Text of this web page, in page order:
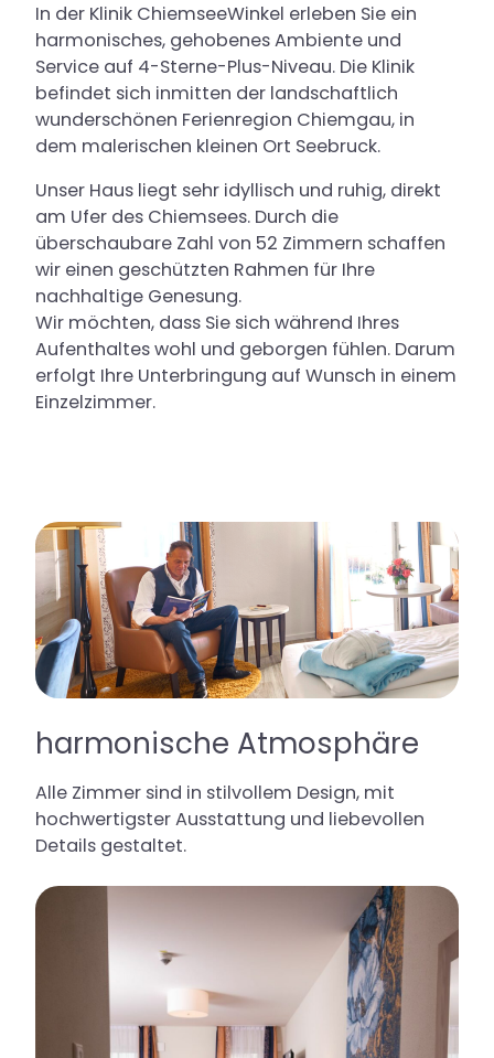
In der Klinik ChiemseeWinkel erleben Sie ein
harmonisches, gehobenes Ambiente und
Service auf 4-Sterne-Plus-Niveau. Die Klinik
befindet sich inmitten der landschaftlich
wunderschönen Ferienregion Chiemgau, in
dem malerischen kleinen Ort Seebruck.
Unser Haus liegt sehr idyllisch und ruhig, direkt
am Ufer des Chiemsees. Durch die
überschaubare Zahl von 52 Zimmern schaffen
wir einen geschützten Rahmen für Ihre
nachhaltige Genesung.
Wir möchten, dass Sie sich während Ihres
Aufenthaltes wohl und geborgen fühlen. Darum
erfolgt Ihre Unterbringung auf Wunsch in einem
Einzelzimmer.
harmonische Atmosphäre
Alle Zimmer sind in stilvollem Design, mit
hochwertigster Ausstattung und liebevollen
Details gestaltet.